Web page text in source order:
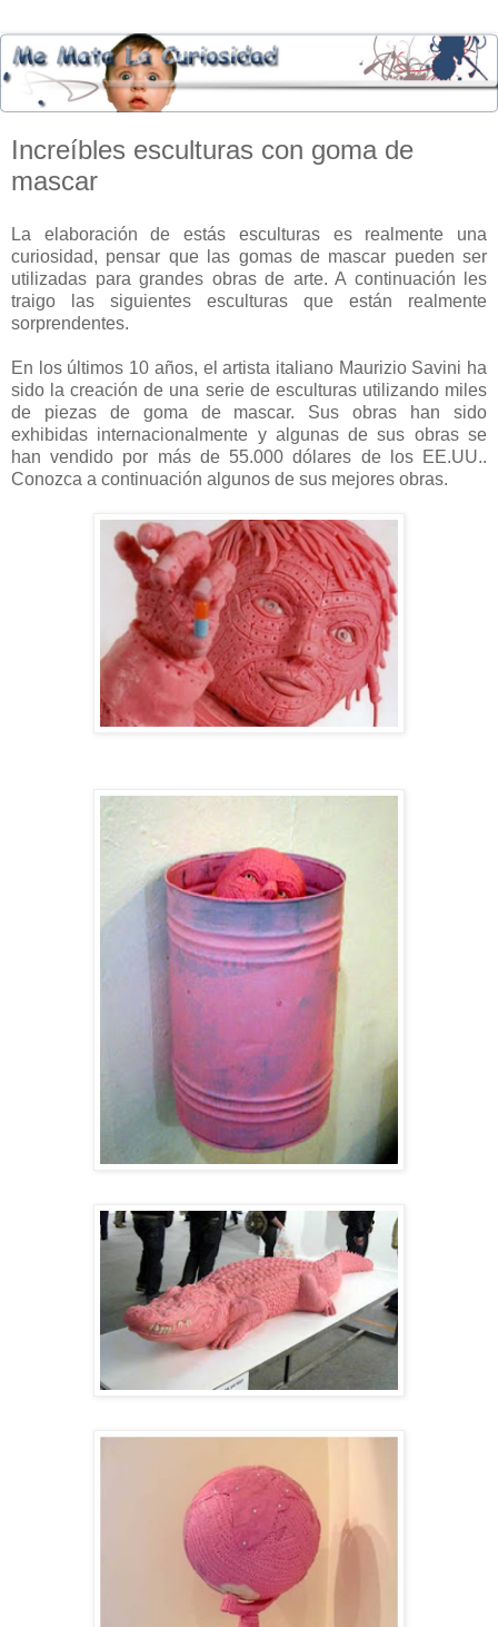
Increíbles esculturas con goma de
mascar
La elaboración de estás esculturas es realmente una
curiosidad, pensar que las gomas de mascar pueden ser
utilizadas para grandes obras de arte. A continuación les
traigo las siguientes esculturas que están realmente
sorprendentes.
En los últimos 10 años, el artista italiano Maurizio Savini ha
sido la creación de una serie de esculturas utilizando miles
de piezas de goma de mascar. Sus obras han sido
exhibidas internacionalmente y algunas de sus obras se
han vendido por más de 55.000 dólares de los EE.UU..
Conozca a continuación algunos de sus mejores obras.